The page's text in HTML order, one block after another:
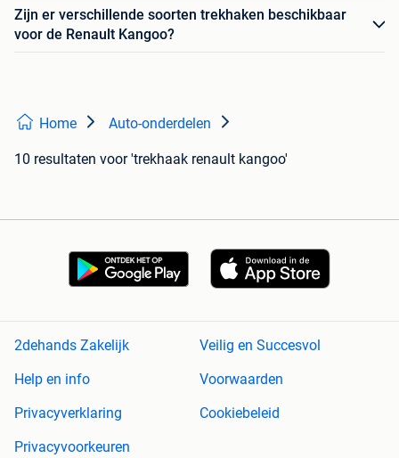
Zijn er verschillende soorten trekhaken beschikbaar
voor de Renault Kangoo?
Home Auto-onderdelen
10 resultaten voor 'trekhaak renault kangoo'
2dehands Zakelijk
Veilig en Succesvol
Help en info
Voorwaarden
Privacyverklaring
Cookiebeleid
Privacyvoorkeuren